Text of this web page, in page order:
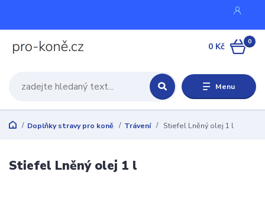
Menu
0
0 Kč
Doplňky stravy pro koně Trávení Stiefel Lněný olej 1 l
Stiefel Lněný olej 1 l